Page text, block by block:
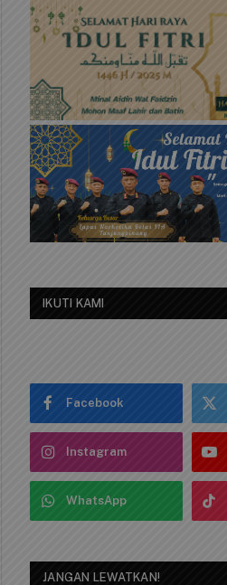
IKUTI KAMI
Facebook
Instagram
WhatsApp
JANGAN LEWATKAN!